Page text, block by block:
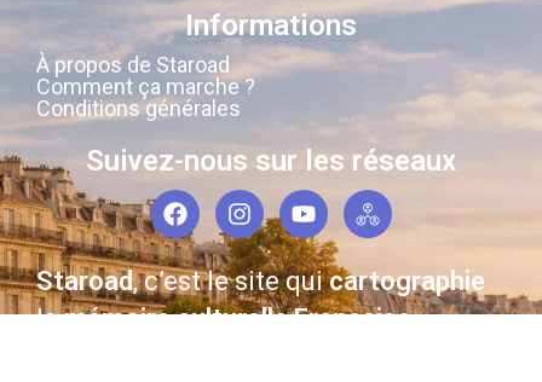
Informations
À propos de Staroad
Comment ça marche ?
Conditions générales
Suivez-nous sur les réseaux
Staroad, c’est le site quicartographie
lamémoire culturelle Française.